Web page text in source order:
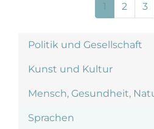
Politik und Gesellschaft
Kunst und Kultur
Mensch, Gesundheit,
Sprachen
1 2 3